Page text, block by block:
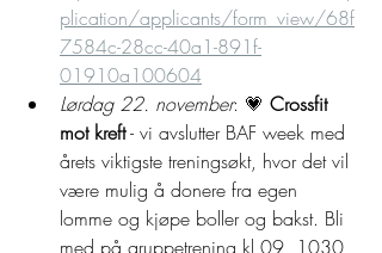
plication/applicants/form_view/68f
7584c-28cc-40a1-891f-
01910a100604
Lørdag 22. november: 💗 Crossfit
mot kreft - vi avslutter BAF week med
årets viktigste treningsøkt, hvor det vil
være mulig å donere fra egen
lomme og kjøpe boller og bakst. Bli
med på gruppetrening kl 09, 1030